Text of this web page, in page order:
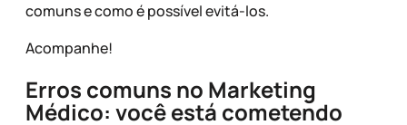
comuns e como é possível evitá-los.
Acompanhe!
Erros comuns no Marketing
Médico: você está cometendo